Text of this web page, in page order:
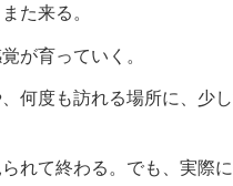
た来る。
が育っていく。
何度も訪れる場所に、
れて終わる。でも、実際